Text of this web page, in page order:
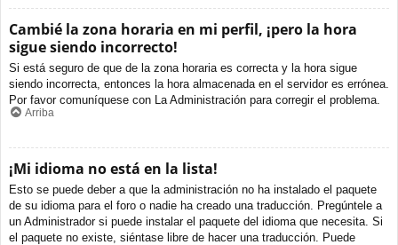
Cambié la zona horaria en mi perfil, ¡pero la hora
sigue siendo incorrecto!
Si está seguro de que de la zona horaria es correcta y la hora sigue
siendo incorrecta, entonces la hora almacenada en el servidor es errónea.
Por favor comuníquese con La Administración para corregir el problema.
Arriba
¡Mi idioma no está en la lista!
Esto se puede deber a que la administración no ha instalado el paquete
de su idioma para el foro o nadie ha creado una traducción. Pregúntele a
un Administrador si puede instalar el paquete del idioma que necesita. Si
el paquete no existe, siéntase libre de hacer una traducción. Puede